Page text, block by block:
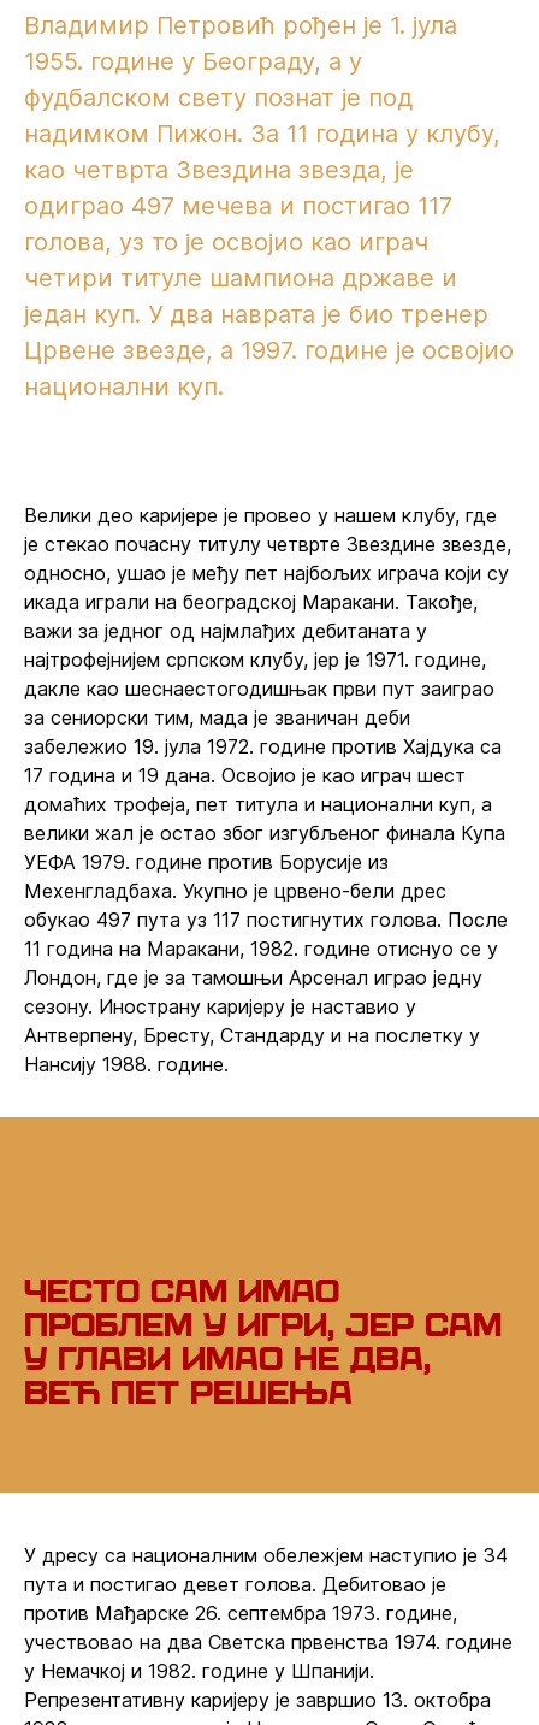
Владимир Петровић рођен је 1. јула
1955. године у Београду, а у
фудбалском свету познат је под
надимком Пижон. За 11 година у клубу,
као четврта Звездина звезда, је
одиграо 497 мечева и постигао 117
голова, уз то је освојио као играч
четири титуле шампиона државе и
један куп. У два наврата је био тренер
Црвене звезде, а 1997. године је освојио
национални куп.
Велики део каријере је провео у нашем клубу, где
је стекао почасну титулу четврте Звездине звезде,
односно, ушао је међу пет најбољих играча који су
икада играли на београдској Маракани. Такође,
важи за једног од најмлађих дебитаната у
најтрофејнијем српском клубу, јер је 1971. године,
дакле као шеснаестогодишњак први пут заиграо
за сениорски тим, мада је званичан деби
забележио 19. јула 1972. године против Хајдука са
17 година и 19 дана. Освојио је као играч шест
домаћих трофеја, пет титула и национални куп, а
велики жал је остао због изгубљеног финала Купа
УЕФА 1979. године против Борусије из
Мехенгладбаха. Укупно је црвено-бели дрес
обукао 497 пута уз 117 постигнутих голова. После
11 година на Маракани, 1982. године отиснуо се у
Лондон, где је за тамошњи Арсенал играо једну
сезону. Инострану каријеру је наставио у
Антверпену, Бресту, Стандарду и на послетку у
Нансију 1988. године.
Често сам имао
проблем у игри, јер сам
у глави имао не два,
већ пет решења
У дресу са националним обележјем наступио је 34
пута и постигао девет голова. Дебитовао је
против Мађарске 26. септембра 1973. године,
учествовао на два Светска првенства 1974. године
у Немачкој и 1982. године у Шпанији.
Репрезентативну каријеру је завршио 13. октобра